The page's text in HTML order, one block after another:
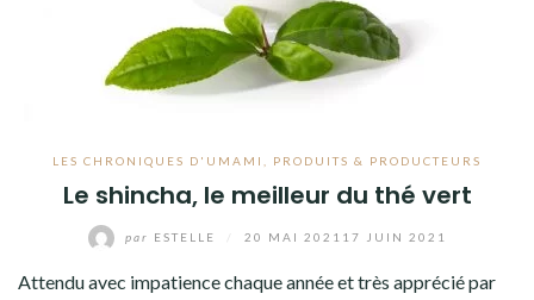
LES CHRONIQUES D'UMAMI PRODUITS & PRODUCTEURS
Le shincha, le meilleur du thé vert
par ESTELLE 20 MAI 2021 17 JUIN 2021
Attendu avec impatience chaque année et très apprécié par